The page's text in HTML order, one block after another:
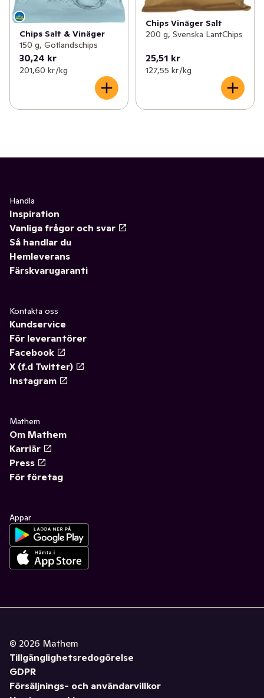
Chips Salt & Vinäger
150 g, Gotlandschips
30,24 kr
201,60 kr /kg
Chips Vinäger Salt
200 g, Svenska LantChips
25,51 kr
127,55 kr /kg
Handla
Inspiration
Vanliga frågor och svar
Så handlar du
Hemleverans
Färskvarugaranti
Kontakta oss
Kundservice
För leverantörer
Facebook
X (f.d Twitter)
Instagram
Mathem
Om Mathem
Karriär
Press
För företag
Appar
© 2026 Mathem
Tillgänglighetsredogörelse
GDPR
Försäljnings- och användarvillkor